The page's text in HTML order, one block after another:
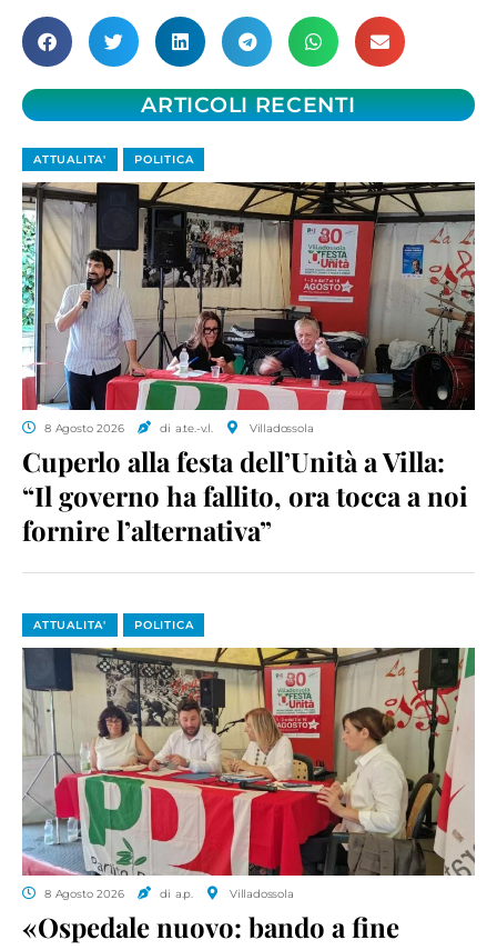
ARTICOLI RECENTI
ATTUALITA' POLITICA
8 Agosto 2026 di a.te.-v.l. Villadossola
Cuperlo alla festa dell’Unità a Villa:
“Il governo ha fallito, ora tocca a noi
fornire l’alternativa”
ATTUALITA' POLITICA
8 Agosto 2026 di a.p. Villadossola
«Ospedale nuovo: bando a fine